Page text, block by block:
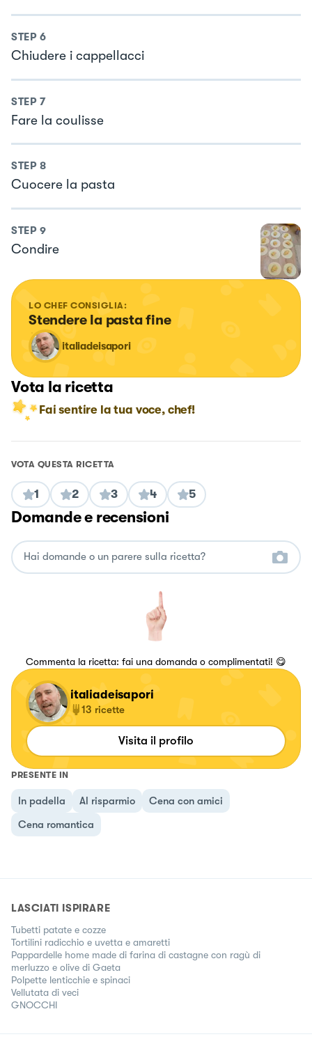
STEP 6
Chiudere i cappellacci
STEP 7
Fare la coulisse
STEP 8
Cuocere la pasta
STEP 9
Condire
LO CHEF CONSIGLIA:
Stendere la pasta fine
italiadeisapori
Vota la ricetta
Fai sentire la tua voce, chef!
VOTA QUESTA RICETTA
1 2 3 4 5
Domande e recensioni
Commenta la ricetta: fai una domanda o complimentati! 😋
italiadeisapori
13 ricette
Visita il profilo
PRESENTE IN
In padella Al risparmio
Cena con amici
Cena romantica
LASCIATI ISPIRARE
Tubetti patate e cozze
Tortilini radicchio e uvetta e amaretti
Pappardelle home made di farina di castagne con ragù di
merluzzo e olive di Gaeta
Polpette lenticchie e spinaci
Vellutata di veci
GNOCCHI